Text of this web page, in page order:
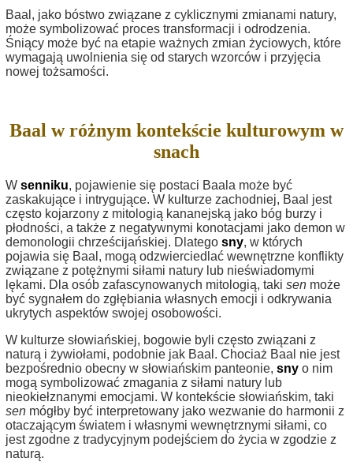
Baal, jako bóstwo związane z cyklicznymi zmianami natury,
może symbolizować proces transformacji i odrodzenia.
Śniący może być na etapie ważnych zmian życiowych, które
wymagają uwolnienia się od starych wzorców i przyjęcia
nowej tożsamości.
Baal w różnym kontekście kulturowym w
snach
W senniku, pojawienie się postaci Baala może być
zaskakujące i intrygujące. W kulturze zachodniej, Baal jest
często kojarzony z mitologią kananejską jako bóg burzy i
płodności, a także z negatywnymi konotacjami jako demon w
demonologii chrześcijańskiej. Dlatego sny, w których
pojawia się Baal, mogą odzwierciedlać wewnętrzne konflikty
związane z potężnymi siłami natury lub nieświadomymi
lękami. Dla osób zafascynowanych mitologią, taki sen może
być sygnałem do zgłębiania własnych emocji i odkrywania
ukrytych aspektów swojej osobowości.
W kulturze słowiańskiej, bogowie byli często związani z
naturą i żywiołami, podobnie jak Baal. Chociaż Baal nie jest
bezpośrednio obecny w słowiańskim panteonie, sny o nim
mogą symbolizować zmagania z siłami natury lub
nieokiełznanymi emocjami. W kontekście słowiańskim, taki
sen mógłby być interpretowany jako wezwanie do harmonii z
otaczającym światem i własnymi wewnętrznymi siłami, co
jest zgodne z tradycyjnym podejściem do życia w zgodzie z
naturą.